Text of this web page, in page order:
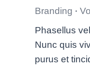
Branding
Phasellus
Nunc quis
purus et